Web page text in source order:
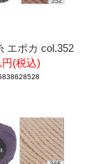
エポカ col.352
円(税込)